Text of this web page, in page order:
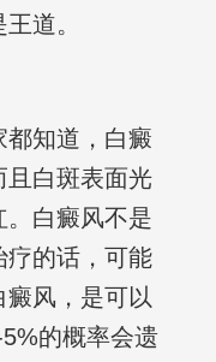
道。
都知道，白癜
且白斑表面光
白癜风不是
疗的话，可能
风，是可以
的概率会遗